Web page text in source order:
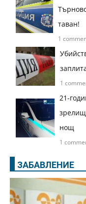
таван!
1
1
21-
нощ
1
ЗАБАВЛЕНИЕ